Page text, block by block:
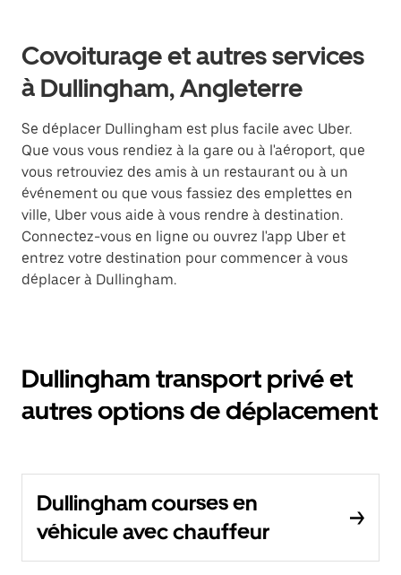
Covoiturage et autres services
à Dullingham, Angleterre
Se déplacer Dullingham est plus facile avec Uber.
Que vous vous rendiez à la gare ou à l'aéroport, que
vous retrouviez des amis à un restaurant ou à un
événement ou que vous fassiez des emplettes en
ville, Uber vous aide à vous rendre à destination.
Connectez-vous en ligne ou ouvrez l'app Uber et
entrez votre destination pour commencer à vous
déplacer à Dullingham.
Dullingham transport privé et
autres options de déplacement
Dullingham courses en
véhicule avec chauffeur